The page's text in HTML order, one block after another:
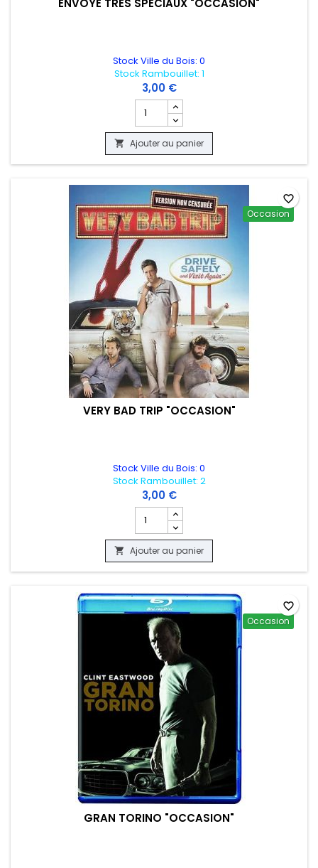
ENVOYE TRES SPECIAUX "OCCASION"
Stock Ville du Bois: 0
Stock Rambouillet: 1
3,00 €
Champ quantité du produit ENVOYE
 Ajouter au panier
Occasion
VERY BAD TRIP "OCCASION"
Stock Ville du Bois: 0
Stock Rambouillet: 2
3,00 €
Champ quantité du produit VERY BAD
 Ajouter au panier
favorite_border
Occasion
GRAN TORINO "OCCASION"
favorite_border